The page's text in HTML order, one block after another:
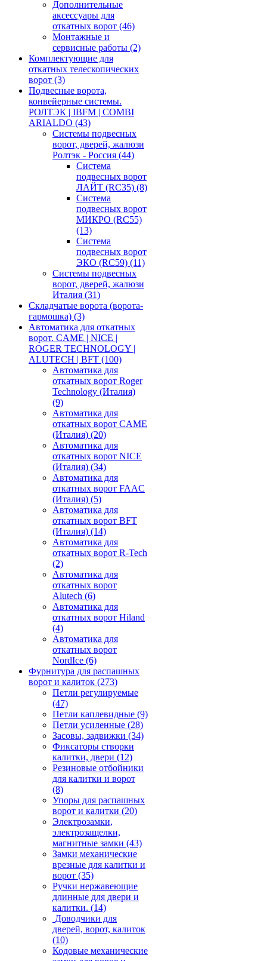
Дополнительные
аксессуары для
откатных ворот (46)
Монтажные и
сервисные работы (2)
Комплектующие для
откатных телескопических
ворот (3)
Подвесные ворота,
конвейерные системы.
РОЛТЭК | IBFM | COMBI
ARIALDO (43)
Системы подвесных
ворот, дверей, жалюзи
Ролтэк - Россия (44)
Система
подвесных ворот
ЛАЙТ (RC35) (8)
Система
подвесных ворот
МИКРО (RC55)
(13)
Система
подвесных ворот
ЭКО (RC59) (11)
Системы подвесных
ворот, дверей, жалюзи
Италия (31)
Складчатые ворота (ворота-
гармошка) (3)
Автоматика для откатных
ворот. CAME | NICE |
ROGER TECHNOLOGY |
ALUTECH | BFT (100)
Автоматика для
откатных ворот Roger
Technology (Италия)
(9)
Автоматика для
откатных ворот CAME
(Италия) (20)
Автоматика для
откатных ворот NICE
(Италия) (34)
Автоматика для
откатных ворот FAAC
(Италия) (5)
Автоматика для
откатных ворот BFT
(Италия) (14)
Автоматика для
откатных ворот R-Tech
(2)
Автоматика для
откатных ворот
Alutech (6)
Автоматика для
откатных ворот Hiland
(4)
Автоматика для
откатных ворот
NordIce (6)
Фурнитура для распашных
ворот и калиток (273)
Петли регулируемые
(47)
Петли каплевидные (9)
Петли усиленные (28)
Засовы, задвижки (34)
Фиксаторы створки
калитки, двери (12)
Резиновые отбойники
для калитки и ворот
(8)
Упоры для распашных
ворот и калитки (20)
Электрозамки,
электрозащелки,
магнитные замки (43)
Замки механические
врезные для калитки и
ворот (35)
Ручки нержавеющие
длинные для двери и
калитки. (14)
Доводчики для
дверей, ворот, калиток
(10)
Кодовые механические